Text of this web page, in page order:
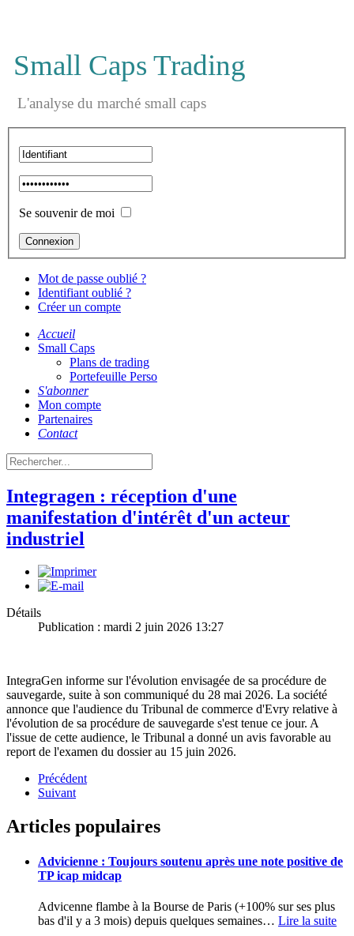
Small Caps Trading
L'analyse du marché small caps
Se souvenir de moi
Mot de passe oublié ?
Identifiant oublié ?
Créer un compte
Accueil
Small Caps
Plans de trading
Portefeuille Perso
S'abonner
Mon compte
Partenaires
Contact
Integragen : réception d'une
manifestation d'intérêt d'un acteur
industriel
Détails
Publication : mardi 2 juin 2026 13:27
IntegraGen informe sur l'évolution envisagée de sa procédure de
sauvegarde, suite à son communiqué du 28 mai 2026. La société
annonce que l'audience du Tribunal de commerce d'Evry relative à
l'évolution de sa procédure de sauvegarde s'est tenue ce jour. A
l'issue de cette audience, le Tribunal a donné un avis favorable au
report de l'examen du dossier au 15 juin 2026.
Précédent
Suivant
Articles populaires
Advicienne : Toujours soutenu après une note positive de
TP icap midcap
Advicenne flambe à la Bourse de Paris (+100% sur ses plus
bas d'il y a 3 mois) depuis quelques semaines… Lire la suite